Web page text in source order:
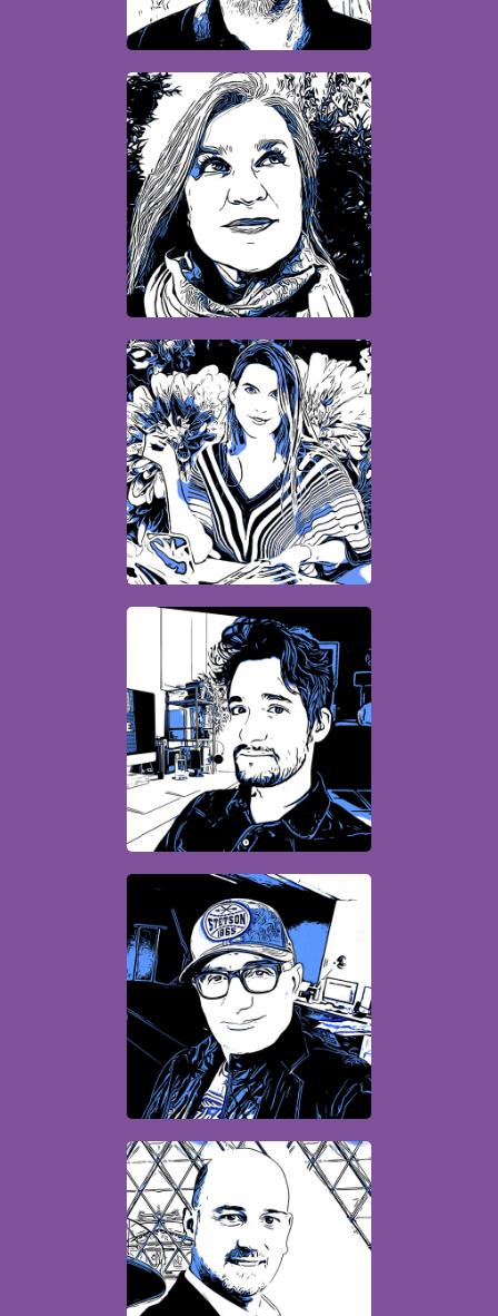
Sabrina
Infographiste
Amélie
Infographiste
David
Infographiste web
Paul
Producteur de contenus
numériques
Patrick
Directeur digital &
innovation